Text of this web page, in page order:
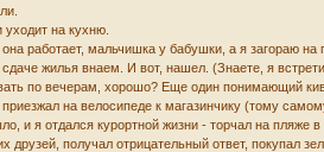
на кухню.
работает, мальчишка у бабушки, а я загораю
сдаче жилья внаем. И вот, нашел. (Знаете, я
по вечерам, хорошо? Еще один понимающий
на велосипеде к магазинчику (тому
и я отдался курортной жизни - торчал на
друзей, получал отрицательный ответ, покупал